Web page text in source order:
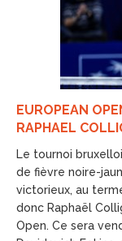
EUROPEAN
RAPHAEL
Le tournoi
de fièvre noire-
victorieux, au
donc Raphaël
Open. Ce sera